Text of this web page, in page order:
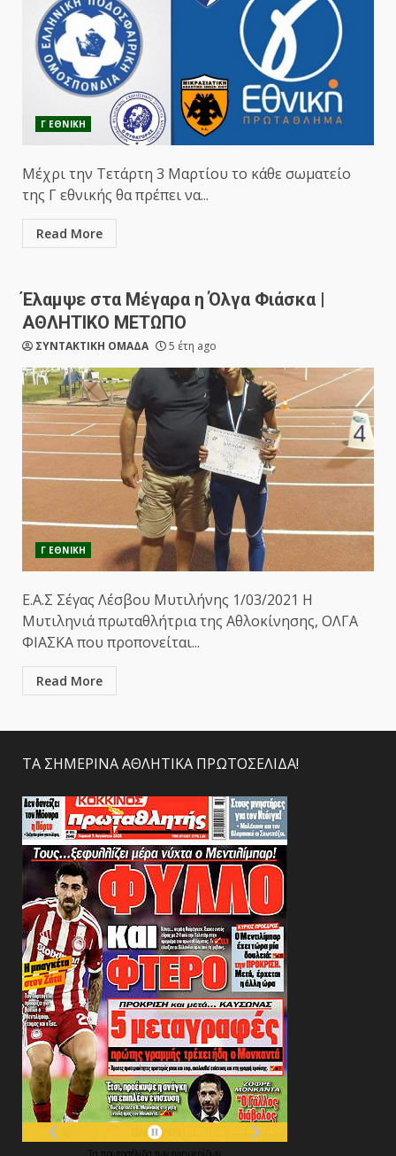
Γ ΕΘΝΙΚΗ
Μέχρι την Τετάρτη 3 Μαρτίου το κάθε σωματείο
της Γ εθνικής θα πρέπει να...
Read More
Έλαμψε στα Μέγαρα η Όλγα Φιάσκα |
ΑΘΛΗΤΙΚΟ ΜΕΤΩΠΟ
ΣΥΝΤΑΚΤΙΚΗ ΟΜΑΔΑ 5 έτη ago
Γ ΕΘΝΙΚΗ
Ε.Α.Σ Σέγας Λέσβου Μυτιλήνης 1/03/2021 Η
Μυτιληνιά πρωταθλήτρια της Αθλοκίνησης, ΟΛΓΑ
ΦΙΑΣΚΑ που προπονείται...
Read More
ΤΑ ΣΗΜΕΡΙΝΑ ΑΘΛΗΤΙΚΑ ΠΡΩΤΟΣΕΛΙΔΑ!
Τα πρωτοσέλιδα των εφημερίδων